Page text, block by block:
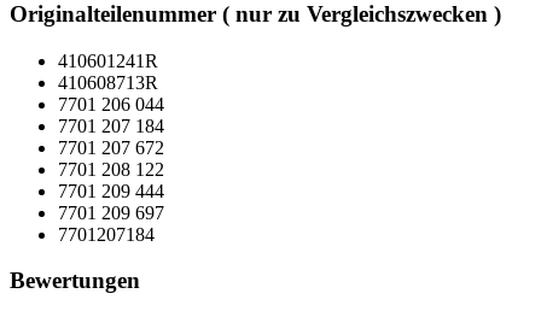
Originalteilenummer ( nur zu Vergleichszwecken )
410601241R
410608713R
7701 206 044
7701 207 184
7701 207 672
7701 208 122
7701 209 444
7701 209 697
7701207184
Bewertungen